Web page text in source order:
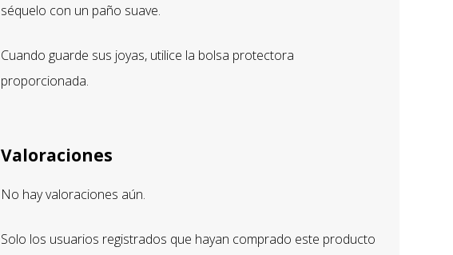
séquelo con un paño suave.
Cuando guarde sus joyas, utilice la bolsa protectora
proporcionada.
Valoraciones
No hay valoraciones aún.
Solo los usuarios registrados que hayan comprado este producto